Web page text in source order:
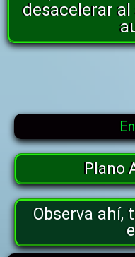
desacelerar
Plano
Observa ahí,